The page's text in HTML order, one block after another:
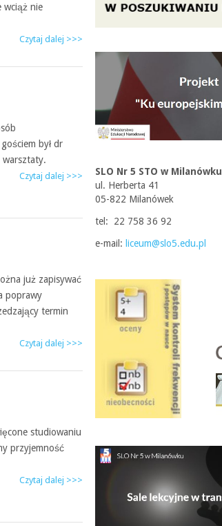
wciąż nie
Czytaj dalej >>>
był dr
warsztaty.
Czytaj dalej >>>
już zapisywać
poprawy
termin
Czytaj dalej >>>
studiowaniu
przyjemność
Czytaj dalej >>>
SLO Nr 5 STO w Milanówku
ul. Herberta 41
05-822 Milanówek
tel: 22 758 36 92
e-mail: liceum@slo5.edu.pl